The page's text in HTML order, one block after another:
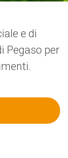
e di
Pegaso per